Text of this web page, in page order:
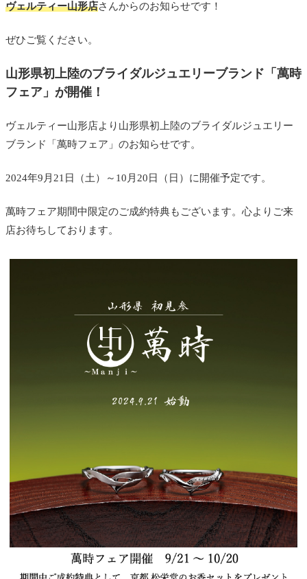
ヴェルティー山形店さんからのお知らせです！
ぜひご覧ください。
山形県初上陸のブライダルジュエリーブランド「萬時
フェア」が開催！
ヴェルティー山形店より山形県初上陸のブライダルジュエリー
ブランド「萬時フェア」のお知らせです。
2024年9月21日（土）～10月20日（日）に開催予定です。
萬時フェア期間中限定のご成約特典もございます。心よりご来
店お待ちしております。